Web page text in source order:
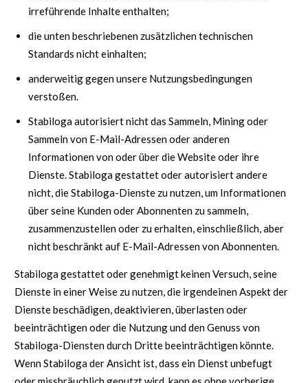
irreführende Inhalte enthalten;
die unten beschriebenen zusätzlichen technischen
Standards nicht einhalten;
anderweitig gegen unsere Nutzungsbedingungen
verstoßen.
Stabiloga autorisiert nicht das Sammeln, Mining oder
Sammeln von E-Mail-Adressen oder anderen
Informationen von oder über die Website oder ihre
Dienste. Stabiloga gestattet oder autorisiert andere
nicht, die Stabiloga-Dienste zu nutzen, um Informationen
über seine Kunden oder Abonnenten zu sammeln,
zusammenzustellen oder zu erhalten, einschließlich, aber
nicht beschränkt auf E-Mail-Adressen von Abonnenten.
Stabiloga gestattet oder genehmigt keinen Versuch, seine
Dienste in einer Weise zu nutzen, die irgendeinen Aspekt der
Dienste beschädigen, deaktivieren, überlasten oder
beeinträchtigen oder die Nutzung und den Genuss von
Stabiloga-Diensten durch Dritte beeinträchtigen könnte.
Wenn Stabiloga der Ansicht ist, dass ein Dienst unbefugt